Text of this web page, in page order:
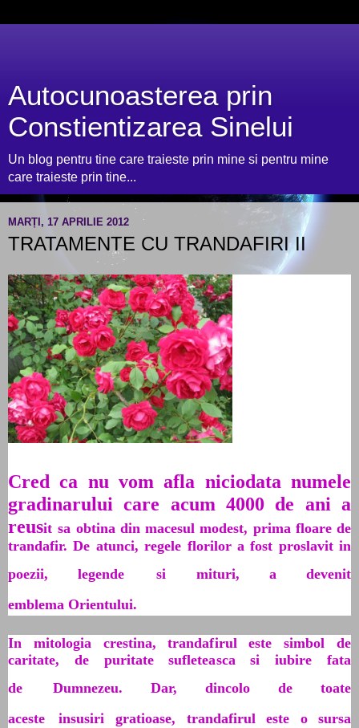
Autocunoasterea prin
Constientizarea Sinelui
Un blog pentru tine care traieste prin mine si pentru mine
care traieste prin tine...
MARȚI, 17 APRILIE 2012
TRATAMENTE CU TRANDAFIRI II
Cred ca nu vom afla niciodata numele
gradinarului care acum 4000 de ani a
reusit sa obtina din macesul modest, prima floare de
trandafir. De atunci, regele florilor a fost proslavit in
poezii, legende
si mituri, a devenit
emblema Orientului.
In mitologia crestina, trandafirul este simbol de
caritate, de puritate sufleteasca si iubire fata
de
Dumnezeu. Dar, dincolo de toate
aceste
insusiri
gratioase, trandafirul este o sursa